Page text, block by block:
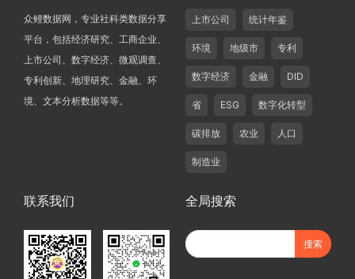
众鲤数据网，专业社科类数据分享
平台，包括经济研究、工商企业、
上市公司、数字经济、微观调查、
专利创新、地理研究、金融、环
境、文本分析数据等等。
上市公司 统计年鉴
环境 地级市 专利
数字经济 金融 DID
省 ESG 数字化转型
碳排放 农业 人口
制造业
联系我们 全局搜索